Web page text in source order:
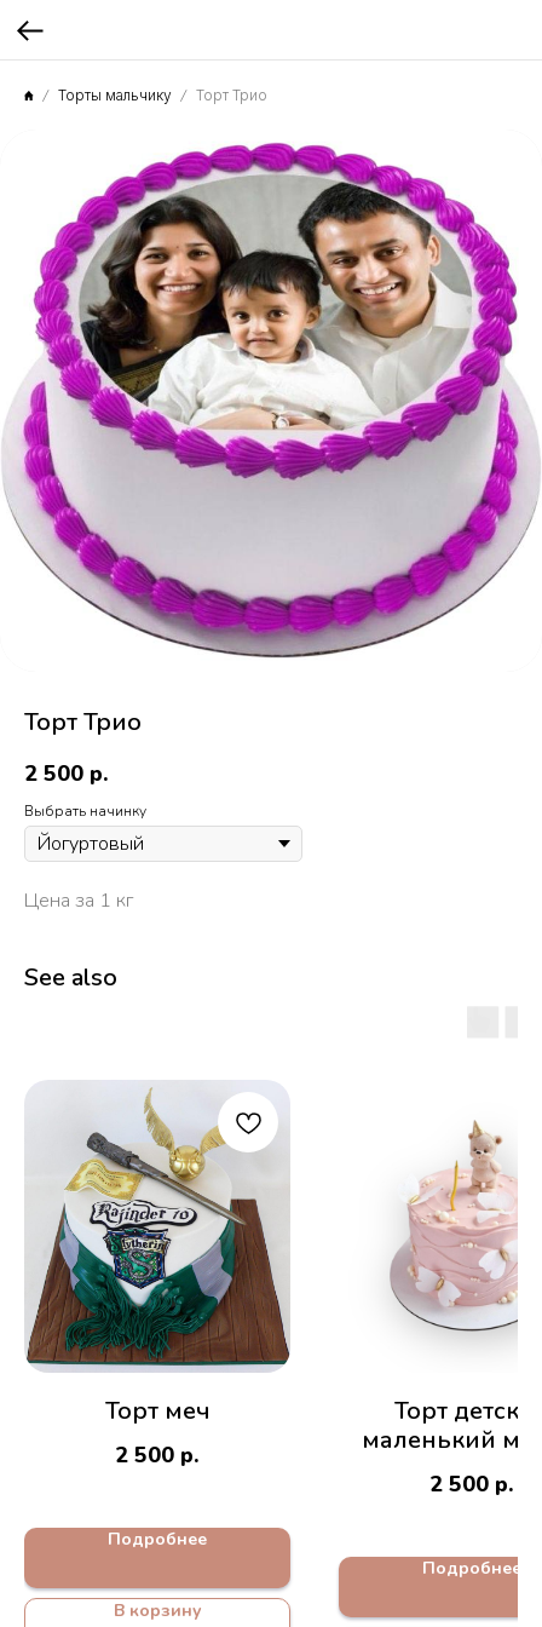
Торты мальчику Торт Трио
Торт Трио
2 500 р.
Выбрать начинку
Цена за 1 кг
See also
Торт меч
2 500 р.
Подробнее
В корзину
Торт
маленький
2 500 р.
Подробнее